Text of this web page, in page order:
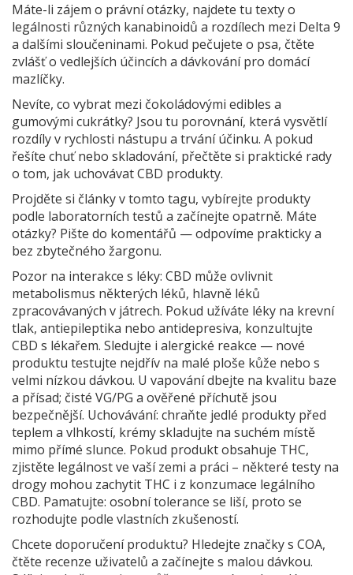
Máte-li zájem o právní otázky, najdete tu texty o
legálnosti různých kanabinoidů a rozdílech mezi Delta 9
a dalšími sloučeninami. Pokud pečujete o psa, čtěte
zvlášť o vedlejších účincích a dávkování pro domácí
mazlíčky.
Nevíte, co vybrat mezi čokoládovými edibles a
gumovými cukrátky? Jsou tu porovnání, která vysvětlí
rozdíly v rychlosti nástupu a trvání účinku. A pokud
řešíte chuť nebo skladování, přečtěte si praktické rady
o tom, jak uchovávat CBD produkty.
Projděte si články v tomto tagu, vybírejte produkty
podle laboratorních testů a začínejte opatrně. Máte
otázky? Pište do komentářů — odpovíme prakticky a
bez zbytečného žargonu.
Pozor na interakce s léky: CBD může ovlivnit
metabolismus některých léků, hlavně léků
zpracovávaných v játrech. Pokud užíváte léky na krevní
tlak, antiepileptika nebo antidepresiva, konzultujte
CBD s lékařem. Sledujte i alergické reakce — nové
produktu testujte nejdřív na malé ploše kůže nebo s
velmi nízkou dávkou. U vapování dbejte na kvalitu baze
a přísad; čisté VG/PG a ověřené příchutě jsou
bezpečnější. Uchovávání: chraňte jedlé produkty před
teplem a vlhkostí, krémy skladujte na suchém místě
mimo přímé slunce. Pokud produkt obsahuje THC,
zjistěte legálnost ve vaší zemi a práci – některé testy na
drogy mohou zachytit THC i z konzumace legálního
CBD. Pamatujte: osobní tolerance se liší, proto se
rozhodujte podle vlastních zkušeností.
Chcete doporučení produktu? Hledejte značky s COA,
čtěte recenze uživatelů a začínejte s malou dávkou.